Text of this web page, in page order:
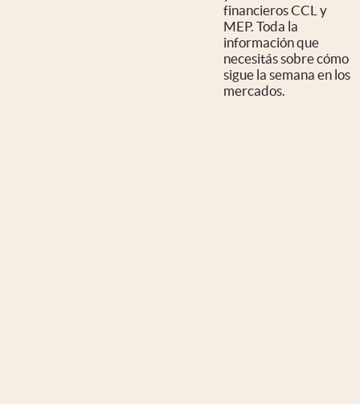
financieros CCL y
MEP. Toda la
información que
necesitás sobre cómo
sigue la semana en los
mercados.